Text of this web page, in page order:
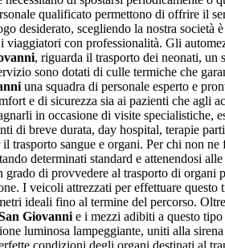
qualificato permettono di offrire il
desiderato, scegliendo la nostra società
viaggiatori con professionalità. Gli
, riguarda il trasporto dei neonati, un
sono dotati di culle termiche che
una squadra di personale esperto e
e di sicurezza sia ai pazienti che
in occasione di visite
di breve durata, day hospital, terapie
sangue e organi. Per chi non
determinati standard e attenendosi
grado di provvedere al trasporto di organi
I veicoli attrezzati per effettuare
ideali fino al termine del percorso.
Giovanni e i mezzi adibiti a questo
luminosa lampeggiante, uniti alla